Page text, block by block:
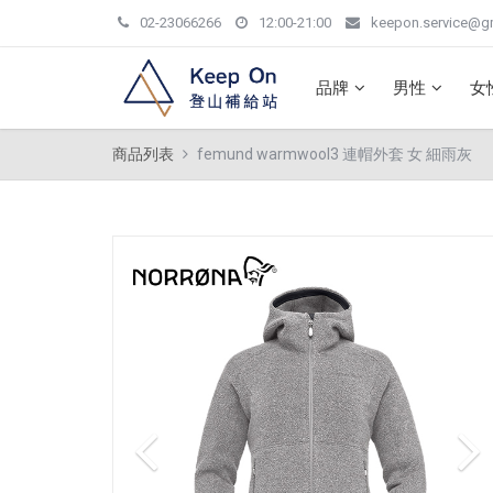
02-23066266 12:00-21:00
品牌 男性 女
商品列表 femund warmwool3 連帽外套 女 細雨灰